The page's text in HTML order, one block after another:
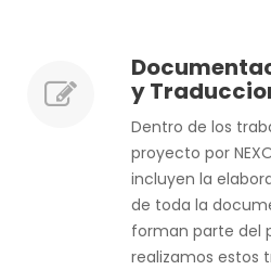
y
Dentro de los
proyecto por
incluyen la
de toda la
forman parte del
realizamos estos